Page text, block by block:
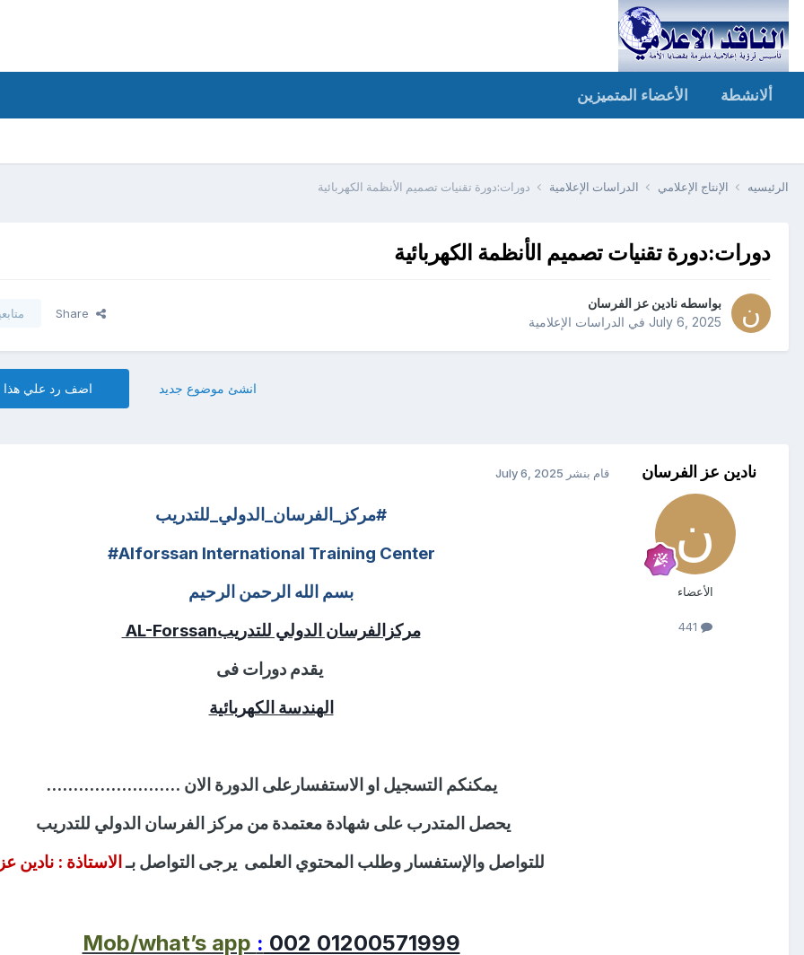
ألانشطة الأعضاء المتميزين
الرئيسيه الإنتاج الإعلامي الدراسات الإعلامية دورات:دورة تقنيات تصميم الأنظمة الكهربائية
دورات:دورة تقنيات تصميم الأنظمة الكهربائية
بواسطه نادين عز الفرسان
July 6, 2025 في الدراسات الإعلامية
اضف رد علي هذا انشئ موضوع جديد
نادين عز الفرسان
الأعضاء
قام بنشر July 6, 2025
#مركز_الفرسان_الدولي_للتدريب
#Alforssan International Training Center
بسم الله الرحمن الرحيم
مركزالفرسان الدولي للتدريبAL-Forssan
يقدم دورات فى
الهندسة الكهربائية
يمكنكم التسجيل او الاستفسارعلى الدورة الان .........................
يحصل المتدرب على شهادة معتمدة من مركز الفرسان الدولي للتدريب
للتواصل والإستفسار وطلب المحتوي العلمى يرجى التواصل بـ الاستاذة : نادين
Mob/what’s app : 002 01200571999